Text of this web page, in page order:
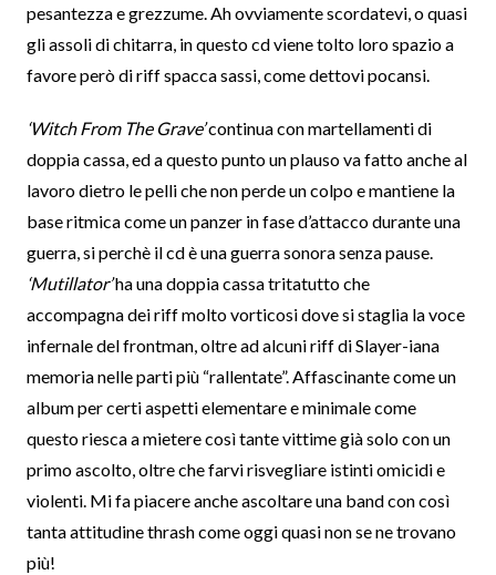
pesantezza e grezzume. Ah ovviamente scordatevi, o quasi
gli assoli di chitarra, in questo cd viene tolto loro spazio a
favore però di riff spacca sassi, come dettovi pocansi.
‘Witch From The Grave’continua con martellamenti di
doppia cassa, ed a questo punto un plauso va fatto anche al
lavoro dietro le pelli che non perde un colpo e mantiene la
base ritmica come un panzer in fase d’attacco durante una
guerra, si perchè il cd è una guerra sonora senza pause.
‘Mutillator’ha una doppia cassa tritatutto che
accompagna dei riff molto vorticosi dove si staglia la voce
infernale del frontman, oltre ad alcuni riff di Slayer-iana
memoria nelle parti più “rallentate”. Affascinante come un
album per certi aspetti elementare e minimale come
questo riesca a mietere così tante vittime già solo con un
primo ascolto, oltre che farvi risvegliare istinti omicidi e
violenti. Mi fa piacere anche ascoltare una band con così
tanta attitudine thrash come oggi quasi non se ne trovano
più!